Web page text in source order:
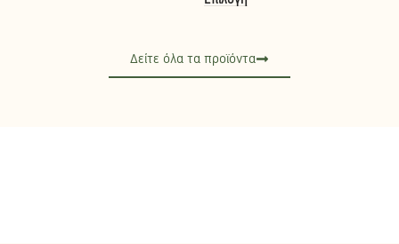
Δείτε όλα τα προϊόντα